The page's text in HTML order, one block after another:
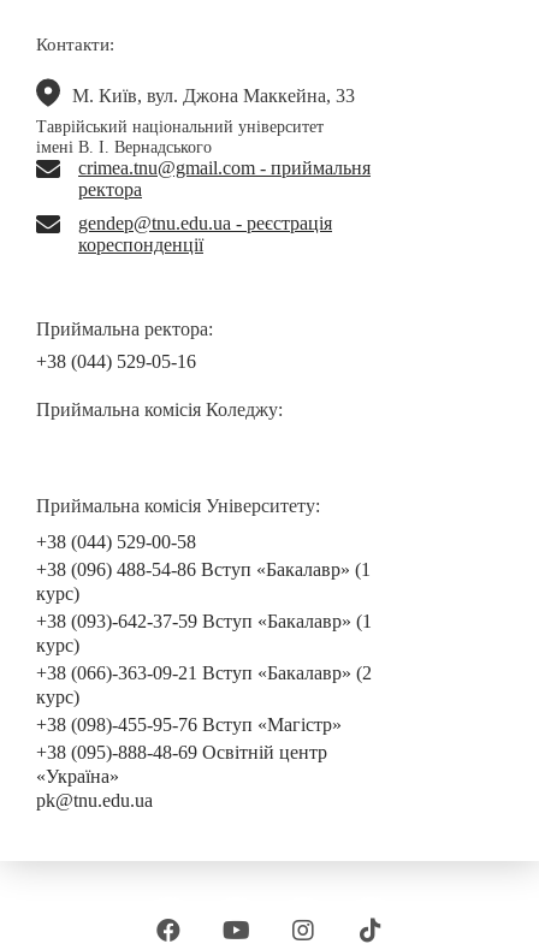
Контакти:
М. Київ, вул. Джона Маккейна, 33
Таврійський національний університет
імені В. І. Вернадського
crimea.tnu@gmail.com - приймальня
ректора
gendep@tnu.edu.ua - реєстрація
кореспонденції
Приймальна ректора:
+38 (044) 529-05-16
Приймальна комісія Коледжу:
Приймальна комісія Університету:
+38 (044) 529-00-58
+38 (096) 488-54-86 Вступ «Бакалавр» (1
курс)
+38 (093)-642-37-59 Вступ «Бакалавр» (1
курс)
+38 (066)-363-09-21 Вступ «Бакалавр» (2
курс)
+38 (098)-455-95-76 Вступ «Магістр»
+38 (095)-888-48-69 Освітній центр
«Україна»
pk@tnu.edu.ua